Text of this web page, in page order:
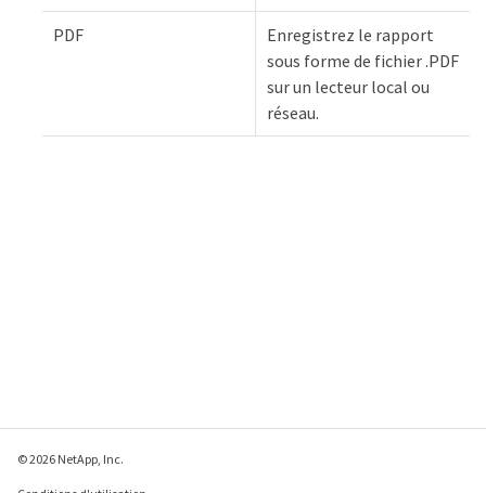
PDF
Enregistrez le rapport
sous forme de fichier .PDF
sur un lecteur local ou
réseau.
© 2026 NetApp, Inc.